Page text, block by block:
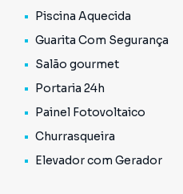
Piscina Aquecida
Guarita Com Segurança
Salão gourmet
Portaria 24h
Painel Fotovoltaico
Churrasqueira
Elevador com Gerador